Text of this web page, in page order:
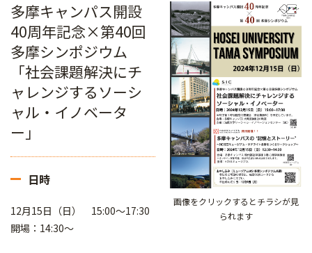
画像をクリックするとチラシが見
られます
多摩キャンパス開設
40周年記念×第40回
多摩シンポジウム
「社会課題解決にチ
ャレンジするソーシ
ャル・イノベータ
ー」
日時
12月15日（日） 15:00～17:30
開場：14:30～